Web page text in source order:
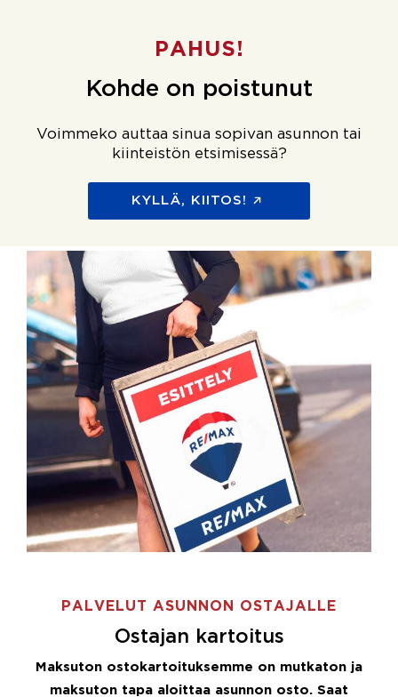
PAHUS!
Kohde on poistunut
Voimmeko auttaa sinua sopivan asunnon tai
kiinteistön etsimisessä?
KYLLÄ, KIITOS!
PALVELUT ASUNNON OSTAJALLE
Ostajan kartoitus
Maksuton ostokartoituksemme on mutkaton ja
maksuton tapa aloittaa asunnon osto. Saat